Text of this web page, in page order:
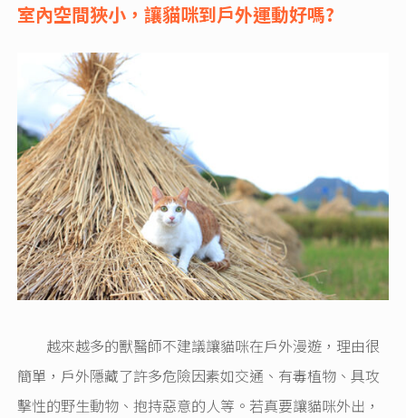
室內空間狹小，讓貓咪到戶外運動好嗎?
越來越多的獸醫師不建議讓貓咪在戶外漫遊，理由很
簡單，戶外隱藏了許多危險因素如交通、有毒植物、具攻
擊性的野生動物、抱持惡意的人等。若真要讓貓咪外出，